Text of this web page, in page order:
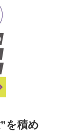
を積め